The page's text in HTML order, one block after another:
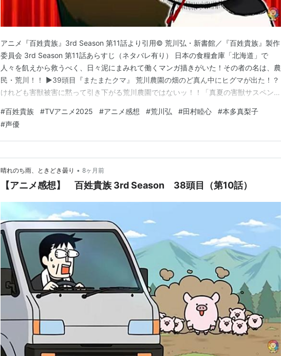
アニメ『百姓貴族』3rd Season 第11話より引用© 荒川弘・新書館／『百姓貴族』製作
委員会 3rd Season 第11話あらすじ（ネタバレ有り） 日本の食糧倉庫「北海道」で
人々を飢えから救うべく、日々泥にまみれて働くマンガ描きがいた！その者の名は、農
民・荒川！！ ▶39頭目『またまたクマ』 荒川農園の畑のど真ん中にヒグマが出た！？
けれども害獣被害に黙って引き下がる荒川農園ではないッ！！「真夏の害獣サスペン
https://x.com/anime_hyakusho/ 感想 2023年、とうとう荒川農園にもクマが！！ 確
か、1st …
#百姓貴族 #TVアニメ2025 #アニメ感想 #荒川弘 #田村睦心 #本多真梨子
#声優
晴れのち雨、ときどき曇り • 8ヶ月前
【アニメ感想】 百姓貴族 3rd Season 38頭目（第10話）